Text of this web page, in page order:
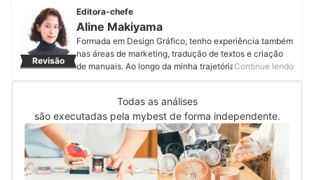
está em busca constante por conhecimento e
Dra. Giuliane no Instagram, Youtube, Facebook,
LinkedIn e em seu site.
Perfil de Giuliane Minami
disso, é responsável pela pesquisa e desenvolvimento
de dermocosméticos da Companhia da Fórmula e
realiza palestras e consultoria de cosmetologia e
prescrição para profissionais que atuam na área
estética. Conheça mais sobre a Bárbara Melo no
Instagram e Facebook.
Revisão
Editora-chefe
Aline Makiyama
Formada em Design Gráfico, tenho experiência também
nas áreas de marketing, tradução de textos e criação
de manuais. Ao longo da minha trajetória, aprimorei um
acessível e bem estruturada. Hoje, atuo como editora
de conteúdo na mybest, onde uso minha bagagem
visual e editorial para ajudar na produção de conteúdos
de alta qualidade para os leitores.
Perfil de Aline Makiyama
Continue lendo
Todas as análises
são executadas pela mybest de forma independente.